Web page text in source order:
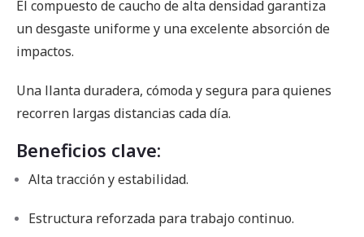
El compuesto de caucho de alta densidad garantiza
un desgaste uniforme y una excelente absorción de
impactos.
Una llanta duradera, cómoda y segura para quienes
recorren largas distancias cada día.
Beneficios clave:
Alta tracción y estabilidad.
Estructura reforzada para trabajo continuo.